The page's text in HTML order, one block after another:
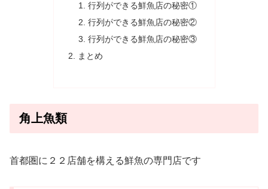
行列ができる鮮魚店の秘密①
行列ができる鮮魚店の秘密②
行列ができる鮮魚店の秘密③
まとめ
角上魚類
首都圏に２２店舗を構える鮮魚の専門店です